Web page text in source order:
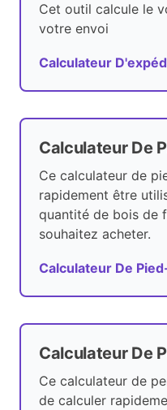
Cet outil calcule le
votre envoi
Calculateur
Calculateur De
Ce calculateur de
rapidement être
quantité de bois de
souhaitez acheter.
Calculateur De
Calculateur De
Ce calculateur de
de calculer